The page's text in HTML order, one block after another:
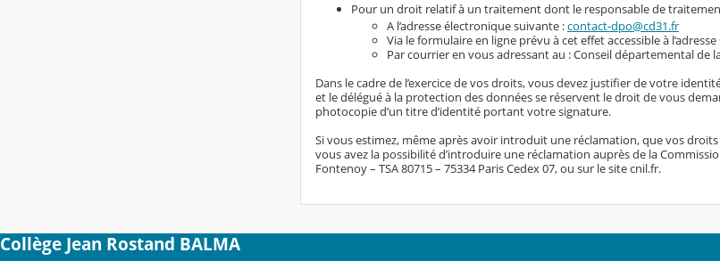
Pour un droit relatif à un traitement dont le responsable de
A l’adresse électronique suivante :contact-dpo@cd31.fr
Via le formulaire en ligne prévu à cet effet accessible à
Par courrier en vous adressant au : Conseil départemental de
Dans le cadre de l’exercice de vos droits, vous devez justifier de votre
et le délégué à la protection des données se réservent le droit de vous
photocopie d’un titre d’identité portant votre signature.
Si vous estimez, même après avoir introduit une réclamation, que vos
vous avez la possibilité d’introduire une réclamation auprès de la
Fontenoy – TSA 80715 – 75334 Paris Cedex 07, ou sur le site cnil.fr.
Collège Jean Rostand BALMA